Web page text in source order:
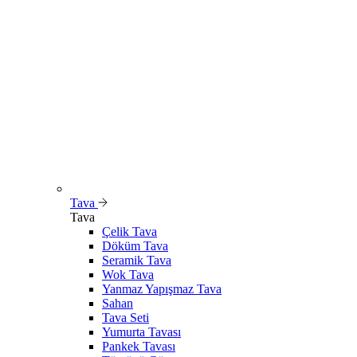
Tava
Tava
Çelik Tava
Döküm Tava
Seramik Tava
Wok Tava
Yanmaz Yapışmaz Tava
Sahan
Tava Seti
Yumurta Tavası
Pankek Tavası